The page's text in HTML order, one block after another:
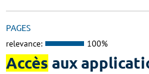
PAGES
relevance: 100%
Accès aux